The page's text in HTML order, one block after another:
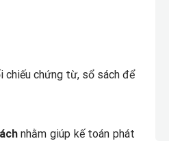
chiếu chứng từ, sổ sách để
nhằm giúp kế toán phát